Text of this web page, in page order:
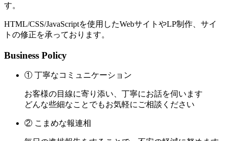
す。
HTML/CSS/JavaScriptを使用したWebサイトやLP制作、サイ
トの修正を承っております。
Business Policy
① 丁寧なコミュニケーション
お客様の目線に寄り添い、丁寧にお話を伺います
どんな些細なことでもお気軽にご相談ください
② こまめな報連相